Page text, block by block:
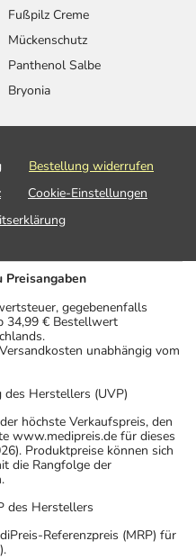
Fußpilz Creme
Mückenschutz
Panthenol Salbe
Bryonia
Bestellung widerrufen
Cookie-Einstellungen
Preisangaben
gegebenenfalls
34,99 € Bestellwert
unabhängig vom
Herstellers (UVP)
höchste Verkaufspreis, den
www.medipreis.de für dieses
Produktpreise können sich
die Rangfolge der
des Herstellers
Referenzpreis (MRP) für